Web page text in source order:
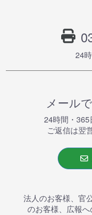
24
メール
24時間・365
ご返信は翌
法人のお客様、官
のお客様、広報